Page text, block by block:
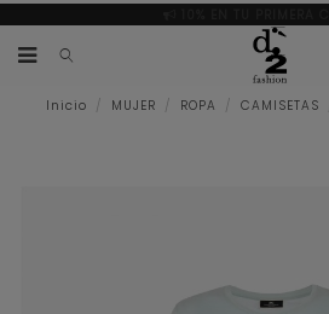
Inicio MUJER ROPA CAMISETAS